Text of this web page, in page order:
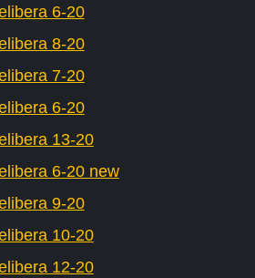
6-20
8-20
7-20
6-20
13-20
6-20 new
9-20
10-20
12-20